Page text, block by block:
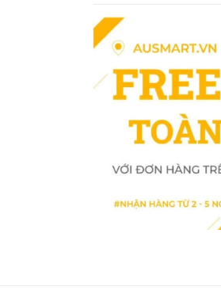
Thạc sĩ Điều dưỡng